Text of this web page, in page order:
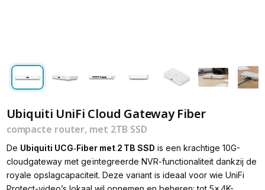
Ubiquiti UniFi Cloud Gateway Fiber
compacte router, met 2TB SSD
De Ubiquiti UCG‑Fiber met 2 TB SSD is een krachtige 10G-
cloudgateway met geïntegreerde NVR-functionaliteit dankzij de
royale opslagcapaciteit. Deze variant is ideaal voor wie UniFi